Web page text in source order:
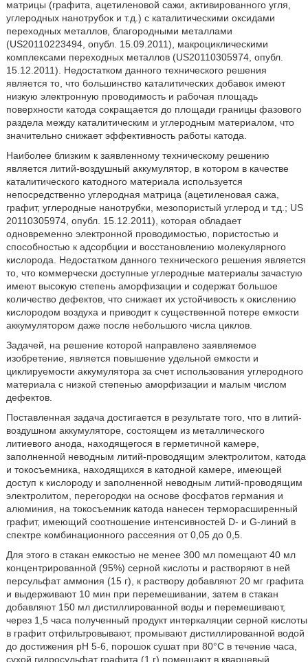
матрицы (графита, ацетиленовой сажи, активированного угля,
углеродных нанотрубок и т.д.) с каталитическими оксидами
переходных металлов, благородными металлами
(US20110223494, опубл. 15.09.2011), макроциклическими
комплексами переходных металлов (US20110305974, опубл.
15.12.2011). Недостатком данного технического решения
является то, что большинство каталитических добавок имеют
низкую электронную проводимость и рабочая площадь
поверхности катода сокращается до площади границы фазового
раздела между каталитическим и углеродным материалом, что
значительно снижает эффективность работы катода.
Наиболее близким к заявленному техническому решению
является литий-воздушный аккумулятор, в котором в качестве
каталитического катодного материала используется
непосредственно углеродная матрица (ацетиленовая сажа,
графит, углеродные нанотрубки, мезопористый углерод и т.д.; US
20110305974, опубл. 15.12.2011), которая обладает
одновременно электронной проводимостью, пористостью и
способностью к адсорбции и восстановлению молекулярного
кислорода. Недостатком данного технического решения является
то, что коммерчески доступные углеродные материалы зачастую
имеют высокую степень аморфизации и содержат большое
количество дефектов, что снижает их устойчивость к окислению
кислородом воздуха и приводит к существенной потере емкости
аккумулятором даже после небольшого числа циклов.
Задачей, на решение которой направлено заявляемое
изобретение, является повышение удельной емкости и
циклируемости аккумулятора за счет использования углеродного
материала с низкой степенью аморфизации и малым числом
дефектов.
Поставленная задача достигается в результате того, что в литий-
воздушном аккумуляторе, состоящем из металлического
литиевого анода, находящегося в герметичной камере,
заполненной неводным литий-проводящим электролитом, катода
и токосъемника, находящихся в катодной камере, имеющей
доступ к кислороду и заполненной неводным литий-проводящим
электролитом, перегородки на основе фосфатов германия и
алюминия, на токосъемник катода нанесен терморасширенный
графит, имеющий соотношение интенсивностей D- и G-линий в
спектре комбинационного рассеяния от 0,05 до 0,5.
Для этого в стакан емкостью не менее 300 мл помещают 40 мл
концентрированной (95%) серной кислоты и растворяют в ней
персульфат аммония (15 г), к раствору добавляют 20 мг графита
и выдерживают 10 мин при перемешивании, затем в стакан
добавляют 150 мл дистиллированной воды и перемешивают,
через 1,5 часа полученный продукт интеркаляции серной кислоты
в графит отфильтровывают, промывают дистиллированной водой
до достижения рН 5-6, порошок сушат при 80°С в течение часа,
сухой гидросульфат графита (1 г) помещают в кварцевый